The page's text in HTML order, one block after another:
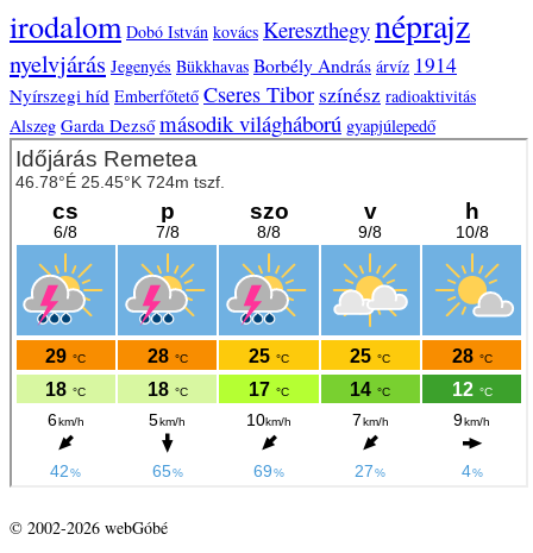
irodalom Dobó István kovács Kereszthegynéprajz
nyelvjárás Jegenyés Bükkhavas Borbély András árvíz 1914
Nyírszegi híd Emberfőtető Cseres Tiborszínész radioaktivitás
Alszeg Garda Dezső második világháború gyapjúlepedő
© 2002-2026 webGóbé